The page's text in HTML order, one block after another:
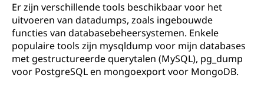
Er zijn verschillende tools beschikbaar voor het
uitvoeren van datadumps, zoals ingebouwde
functies van databasebeheersystemen. Enkele
populaire tools zijn mysqldump voor mijn databases
met gestructureerde querytalen (MySQL), pg_dump
voor PostgreSQL en mongoexport voor MongoDB.